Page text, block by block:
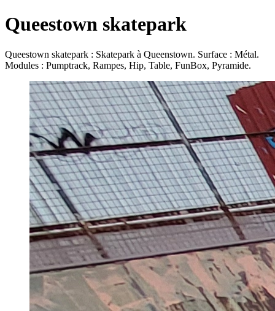
Queestown skatepark
Queestown skatepark : Skatepark à Queenstown. Surface : Métal.
Modules : Pumptrack, Rampes, Hip, Table, FunBox, Pyramide.